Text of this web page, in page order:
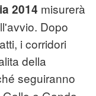
2014 misurerà
Dopo
i corridori
della
seguiranno